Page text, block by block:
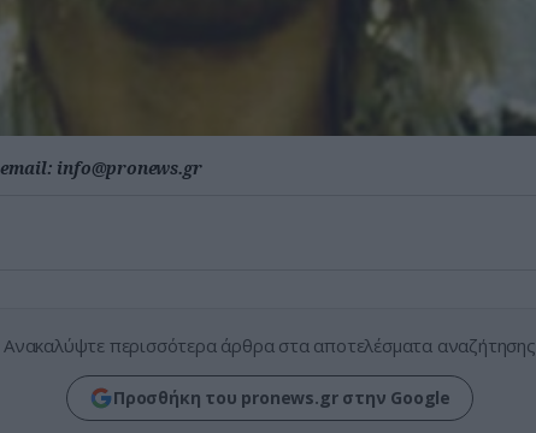
email: info@pronews.gr
Ανακαλύψτε περισσότερα άρθρα στα αποτελέσματα αναζήτησης
Προσθήκη του pronews.gr στην Google